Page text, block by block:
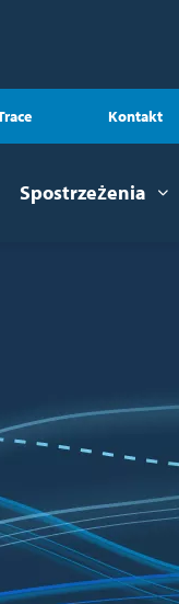
Kontakt
Spostrzeżenia